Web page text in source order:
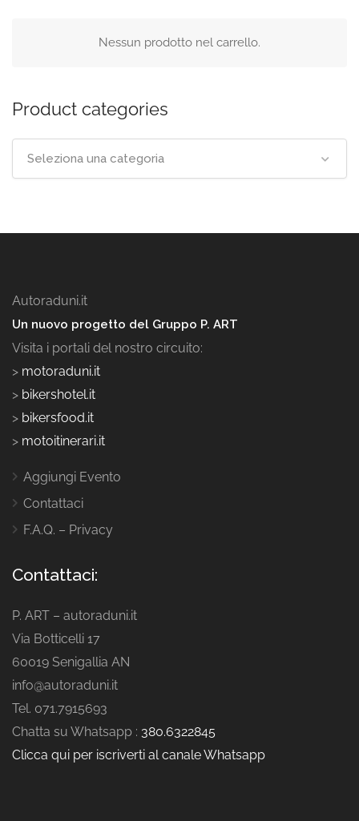
Nessun prodotto nel carrello.
Product categories
Seleziona una categoria
Autoraduni.it
Un nuovo progetto del Gruppo P. ART
Visita i portali del nostro circuito:
> motoraduni.it
> bikershotel.it
> bikersfood.it
> motoitinerari.it
Aggiungi Evento
Contattaci
F.A.Q. – Privacy
Contattaci:
P. ART – autoraduni.it
Via Botticelli 17
60019 Senigallia AN
info@autoraduni.it
Tel. 071.7915693
Chatta su Whatsapp : 380.6322845
Clicca qui per iscriverti al canale Whatsapp